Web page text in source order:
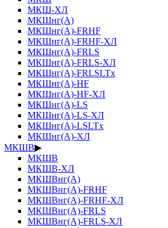
МКШ-ХЛ
МКШнг(А)
МКШнг(А)-FRHF
МКШнг(А)-FRHF-ХЛ
МКШнг(А)-FRLS
МКШнг(А)-FRLS-ХЛ
МКШнг(А)-FRLSLTx
МКШнг(А)-HF
МКШнг(А)-HF-ХЛ
МКШнг(А)-LS
МКШнг(А)-LS-ХЛ
МКШнг(А)-LSLTx
МКШнг(А)-ХЛ
МКШВ▶
МКШВ
МКШВ-ХЛ
МКШВнг(А)
МКШВнг(А)-FRHF
МКШВнг(А)-FRHF-ХЛ
МКШВнг(А)-FRLS
МКШВнг(А)-FRLS-ХЛ